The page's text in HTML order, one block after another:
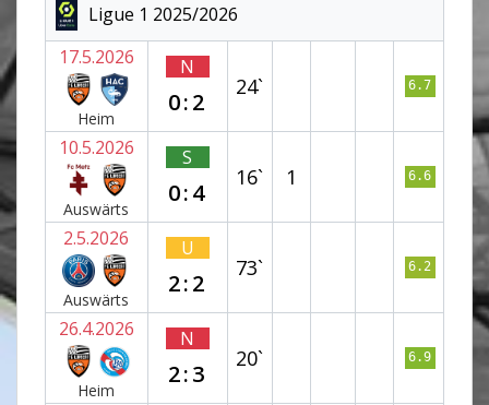
Ligue 1 2025/2026
17.5.2026
Heim
N
0:2
24` 6.7
10.5.2026
Auswärts
S
0:4
16` 1 6.6
2.5.2026
Auswärts
U
2:2
73` 6.2
26.4.2026
Heim
N
2:3
20` 6.9